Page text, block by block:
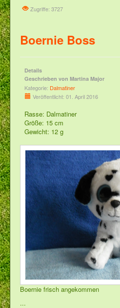
Zugriffe: 3727
Boernie Boss
Details
Geschrieben von Martina Major
Kategorie: Dalmatiner
Veröffentlicht: 01. April 2016
Rasse: Dalmatiner
Größe: 15 cm
Gewicht: 12 g
Boernie frisch angekommen
...